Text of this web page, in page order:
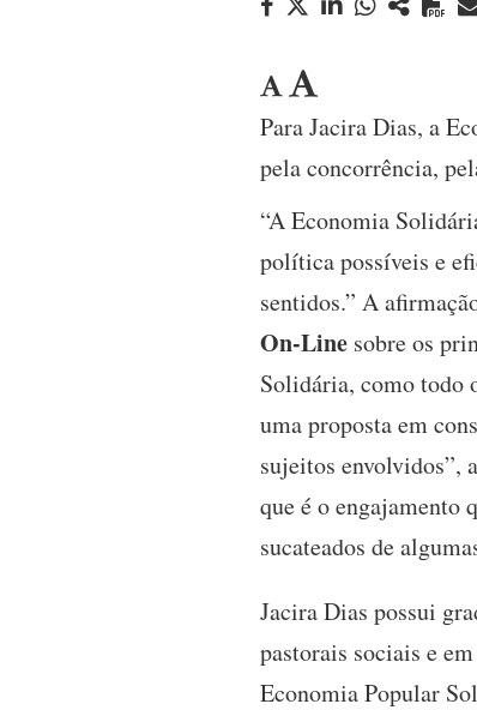
Para Jacira Dias, a
pela concorrência,
“A Economia
política possíveis e
sentidos.” A
On-Line sobre os
Solidária, como todo
uma proposta em
sujeitos envolvidos”,
que é o engajamento
sucateados de
Jacira Dias possui
pastorais sociais e
Economia Popular